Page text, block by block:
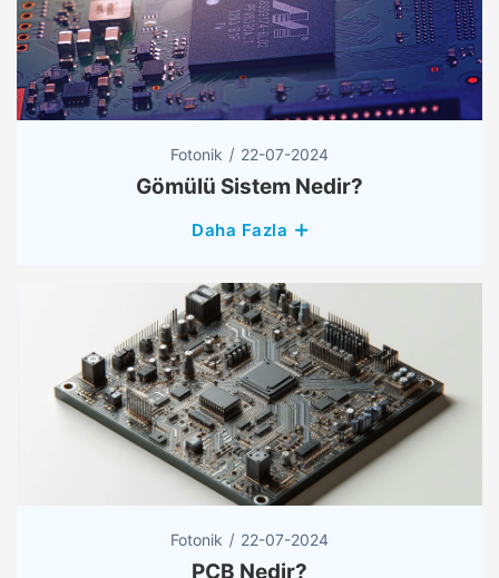
Fotonik 22-07-2024
Gömülü Sistem Nedir?
Daha Fazla
Fotonik 22-07-2024
PCB Nedir?